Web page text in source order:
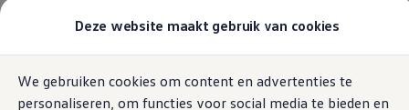
Deze website maakt gebruik van cookies
We gebruiken cookies om content en advertenties te
personaliseren, om functies voor social media te bieden en
Ga naar
pagina
Ga
naar
Modellen & Samenstellen
Stel jouw Volkswagen samen
Onze voorraad
Onze occasions
Bekijk onze acties
Vergelijk onze modellen
Home Modellen & Samenstellen